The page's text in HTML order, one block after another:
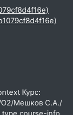
Курс:
Мешков С.А./